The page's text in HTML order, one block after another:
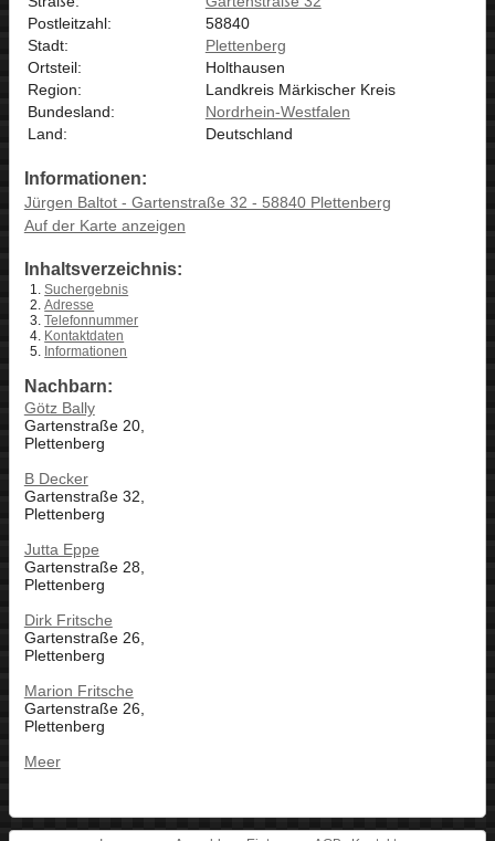
Postleitzahl:
58840
Stadt:
Plettenberg
Ortsteil:
Holthausen
Region:
Landkreis Märkischer Kreis
Bundesland:
Nordrhein-Westfalen
Land:
Deutschland
Informationen:
Jürgen Baltot - Gartenstraße 32 - 58840 Plettenberg
Auf der Karte anzeigen
Inhaltsverzeichnis:
Suchergebnis
Adresse
Telefonnummer
Kontaktdaten
Informationen
Nachbarn:
Götz Bally
Gartenstraße 20,
Plettenberg
B Decker
Gartenstraße 32,
Plettenberg
Jutta Eppe
Gartenstraße 28,
Plettenberg
Dirk Fritsche
Gartenstraße 26,
Plettenberg
Marion Fritsche
Gartenstraße 26,
Plettenberg
Meer